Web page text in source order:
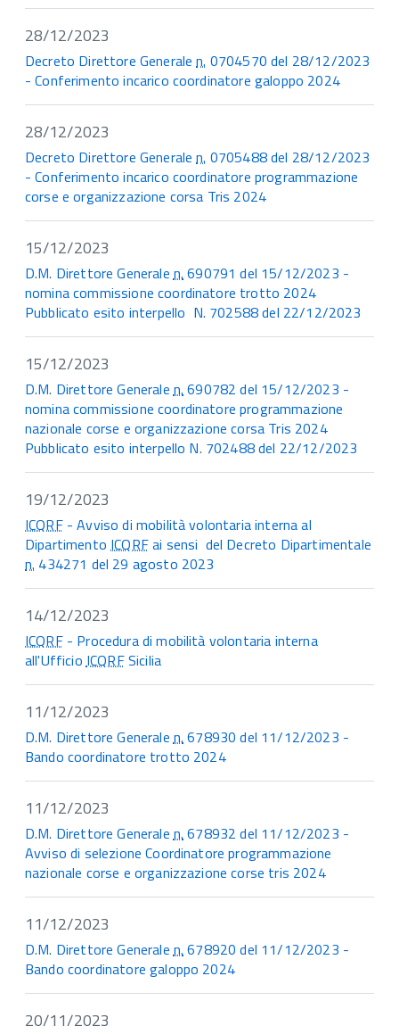
28/12/2023
Decreto Direttore Generalen. 0704570 del 28/12/2023
- Conferimento incarico coordinatore galoppo 2024
28/12/2023
Decreto Direttore Generalen. 0705488 del 28/12/2023
- Conferimento incarico coordinatore programmazione
corse e organizzazione corsa Tris 2024
15/12/2023
D.M. Direttore Generalen.690791 del 15/12/2023 -
nomina commissione coordinatore trotto 2024
Pubblicato esito interpello N. 702588 del 22/12/2023
15/12/2023
D.M. Direttore Generalen.690782 del 15/12/2023 -
nomina commissione coordinatore programmazione
nazionale corse e organizzazione corsa Tris 2024
Pubblicato esito interpello N. 702488 del 22/12/2023
19/12/2023
ICQRF- Avviso di mobilità volontaria interna al
DipartimentoICQRFai sensi del Decreto Dipartimentale
n. 434271 del 29 agosto 2023
14/12/2023
ICQRF- Procedura di mobilità volontaria interna
all'UfficioICQRFSicilia
11/12/2023
D.M. Direttore Generalen.678930 del 11/12/2023 -
Bando coordinatore trotto 2024
11/12/2023
D.M. Direttore Generalen.678932 del 11/12/2023 -
Avviso di selezione Coordinatore programmazione
nazionale corse e organizzazione corse tris 2024
11/12/2023
D.M. Direttore Generalen.678920 del 11/12/2023 -
Bando coordinatore galoppo 2024
20/11/2023